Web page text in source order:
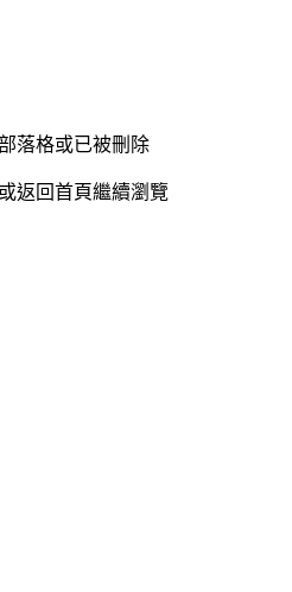
落格或已被刪除
返回首頁繼續瀏覽